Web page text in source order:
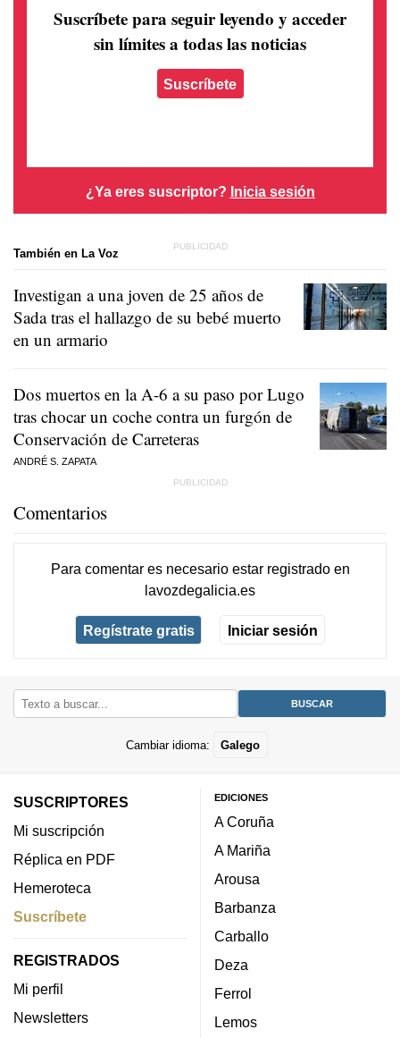
Suscríbete para seguir leyendo y acceder
sin límites a todas las noticias
Suscríbete
¿Ya eres suscriptor? Inicia sesión
También en La Voz
Investigan a una joven de 25 años de
Sada tras el hallazgo de su bebé muerto
en un armario
Dos muertos en la A-6 a su paso por Lugo
tras chocar un coche contra un furgón de
Conservación de Carreteras
ANDRÉ S. ZAPATA
Comentarios
Para comentar es necesario estar registradoen
lavozdegalicia.es
Regístrate gratis Iniciar sesión
Cambiar idioma: Galego
SUSCRIPTORES
Mi suscripción
Réplica en PDF
Hemeroteca
Suscríbete
REGISTRADOS
Mi perfil
Newsletters
EDICIONES
A Coruña
A Mariña
Arousa
Barbanza
Carballo
Deza
Ferrol
Lemos